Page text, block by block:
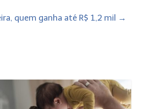
quem ganha até R$ 1,2 mil →